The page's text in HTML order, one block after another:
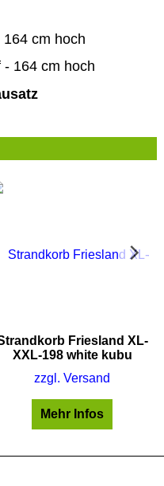
cm hoch
164 cm hoch
Friesland XL-
XXL-198 white kubu
zzgl. Versand
Mehr Infos